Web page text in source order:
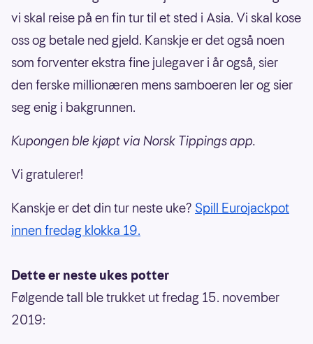
vi skal reise på en fin tur til et sted i Asia. Vi skal kose
oss og betale ned gjeld. Kanskje er det også noen
som forventer ekstra fine julegaver i år også, sier
den ferske millionæren mens samboeren ler og sier
seg enig i bakgrunnen.
Kupongen ble kjøpt via Norsk Tippings app.
Vi gratulerer!
Kanskje er det din tur neste uke? Spill Eurojackpot
innen fredag klokka 19.
Dette er neste ukes potter
Følgende tall ble trukket ut fredag 15. november
2019: